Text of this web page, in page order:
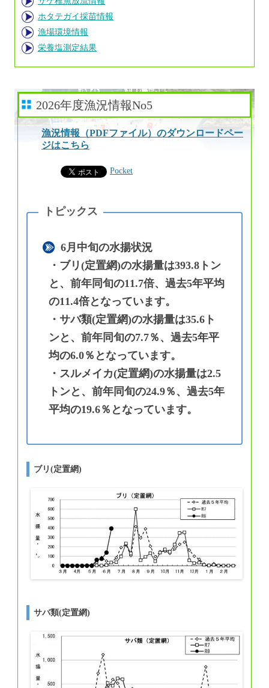
ホタテガイ採苗情報
漁場環境情報
栄養塩測定結果
2026年度漁況情報No5
漁況情報（PDFファイル）のダウンロードペー
ジはこちら
Pocket
6月中旬の水揚状況
・ブリ(定置網)の水揚量は393.8トン
と、前年同旬の11.7倍、過去5年平均
の11.4倍となっています。
・サバ類(定置網)の水揚量は35.6ト
ンと、前年同旬の7.7％、過去5年平
均の6.0％となっています。
・スルメイカ(定置網)の水揚量は2.5
トンと、前年同旬の24.9％、過去5年
平均の19.6％となっています。
ブリ(定置網)
サバ類(定置網)